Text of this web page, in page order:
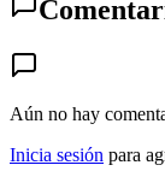
Aún no hay
Inicia sesión para